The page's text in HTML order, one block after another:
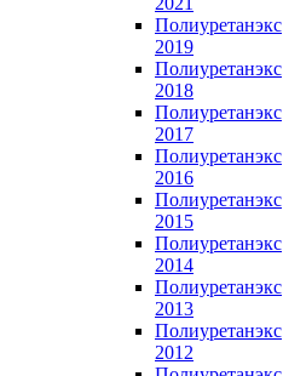
Полиуретанэкс
2019
Полиуретанэкс
2018
Полиуретанэкс
2017
Полиуретанэкс
2016
Полиуретанэкс
2015
Полиуретанэкс
2014
Полиуретанэкс
2013
Полиуретанэкс
2012